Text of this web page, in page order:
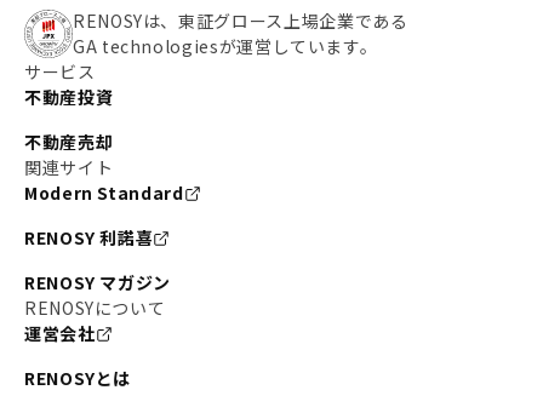
RENOSYは、東証グロース上場企業である
GA technologiesが運営しています。
サービス
不動産投資
不動産売却
関連サイト
Modern Standard
RENOSY 利諾喜
RENOSY マガジン
RENOSYについて
運営会社
RENOSYとは